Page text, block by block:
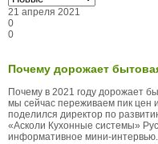
21 апреля 2021
0
0
Почему дорожает
Почему в 2021 году дорожает
мы сейчас переживаем пик
поделился директор по
«Асколи Кухонные системы»
информативное мини-интервью.